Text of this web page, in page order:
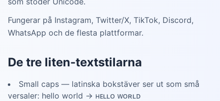
Fungerar på Instagram, Twitter/X, TikTok, Discord,
WhatsApp och de flesta plattformar.
De tre liten-textstilarna
Small caps — latinska bokstäver ser ut som små
versaler: hello world → ʜᴇʟʟᴏ ᴡᴏʀʟᴅ